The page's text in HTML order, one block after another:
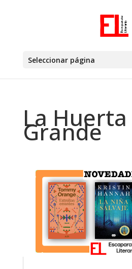
Seleccionar página
La Huerta
Grande